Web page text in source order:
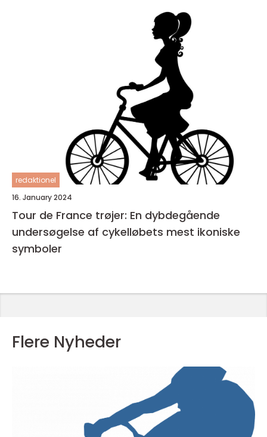
redaktionel
16. January 2024
Tour de France trøjer: En dybdegående
undersøgelse af cykelløbets mest ikoniske
symboler
Flere Nyheder